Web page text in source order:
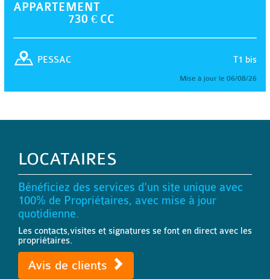
APPARTEMENT
730 € CC
T1 bis
PESSAC
Mise à jour le 06/08/26
LOCATAIRES
Bénéficiez des services d'un site unique avec
100% de Propriétaires, avec mise à jour
quotidienne.
Les contacts,visites et signatures se font en direct avec les
propriétaires.
Avis de clients